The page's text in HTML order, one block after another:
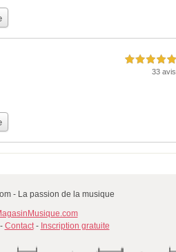
5,0 étoiles sur 5
33 avis
- La passion de la musique
Contact- Inscription gratuite